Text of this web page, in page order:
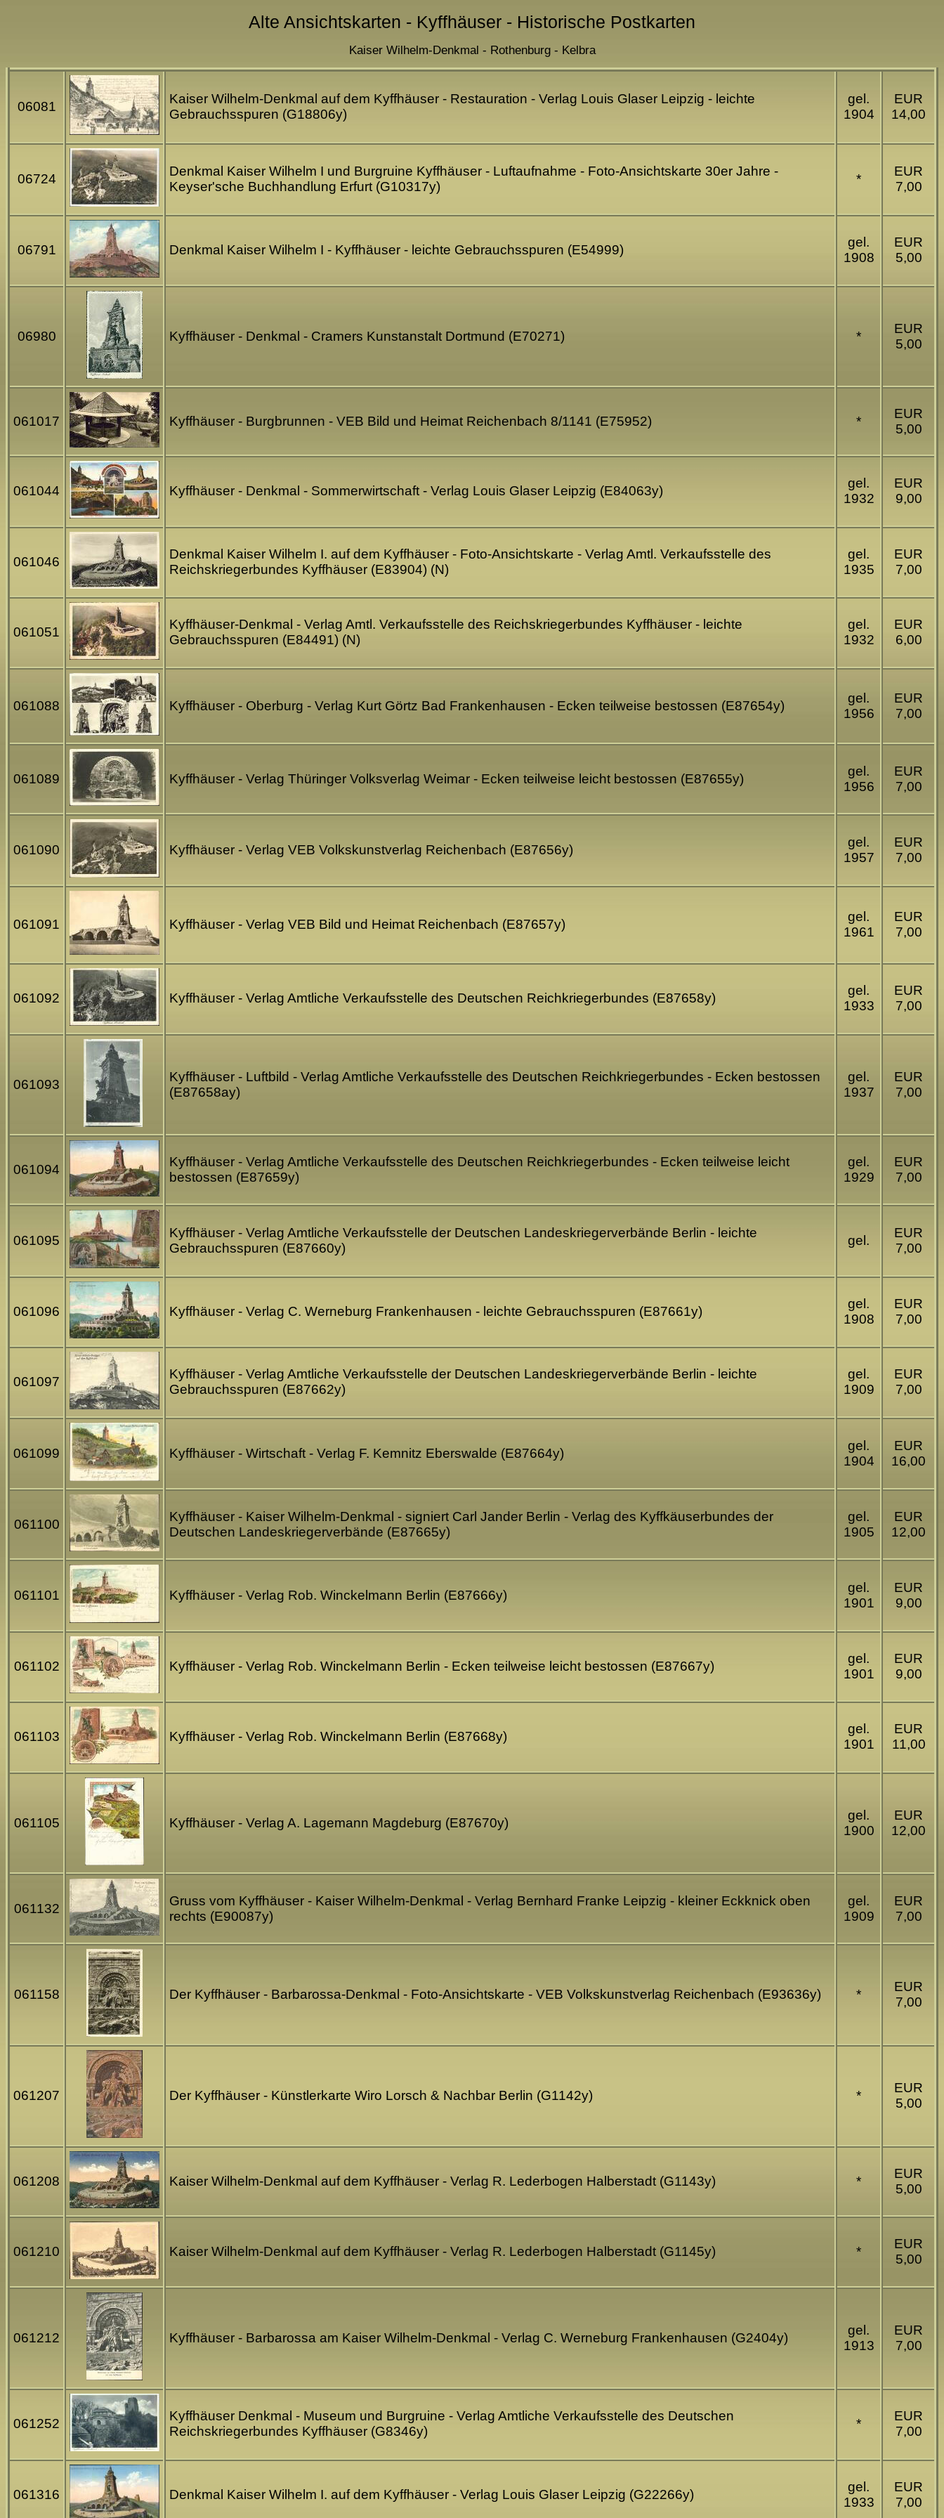
Alte Ansichtskarten - Kyffhäuser - Historische Postkarten
Kaiser Wilhelm-Denkmal - Rothenburg - Kelbra
06081
Kaiser Wilhelm-Denkmal auf dem Kyffhäuser - Restauration - Verlag Louis Glaser Leipzig - leichte
Gebrauchsspuren (G18806y)
gel.
1904
EUR
14,00
06724
Denkmal Kaiser Wilhelm I und Burgruine Kyffhäuser - Luftaufnahme - Foto-Ansichtskarte 30er Jahre -
Keyser'sche Buchhandlung Erfurt (G10317y)
*
EUR
7,00
06791 Denkmal Kaiser Wilhelm I - Kyffhäuser - leichte Gebrauchsspuren (E54999)
gel.
1908
EUR
5,00
06980 Kyffhäuser - Denkmal - Cramers Kunstanstalt Dortmund (E70271) *
EUR
5,00
061017 Kyffhäuser - Burgbrunnen - VEB Bild und Heimat Reichenbach 8/1141 (E75952) *
EUR
5,00
061044 Kyffhäuser - Denkmal - Sommerwirtschaft - Verlag Louis Glaser Leipzig (E84063y)
gel.
1932
EUR
9,00
061046
Denkmal Kaiser Wilhelm I. auf dem Kyffhäuser - Foto-Ansichtskarte - Verlag Amtl. Verkaufsstelle des
Reichskriegerbundes Kyffhäuser (E83904) (N)
gel.
1935
EUR
7,00
061051
Kyffhäuser-Denkmal - Verlag Amtl. Verkaufsstelle des Reichskriegerbundes Kyffhäuser - leichte
Gebrauchsspuren (E84491) (N)
gel.
1932
EUR
6,00
061088 Kyffhäuser - Oberburg - Verlag Kurt Görtz Bad Frankenhausen - Ecken teilweise bestossen (E87654y)
gel.
1956
EUR
7,00
061089 Kyffhäuser - Verlag Thüringer Volksverlag Weimar - Ecken teilweise leicht bestossen (E87655y)
gel.
1956
EUR
7,00
061090 Kyffhäuser - Verlag VEB Volkskunstverlag Reichenbach (E87656y)
gel.
1957
EUR
7,00
061091 Kyffhäuser - Verlag VEB Bild und Heimat Reichenbach (E87657y)
gel.
1961
EUR
7,00
061092 Kyffhäuser - Verlag Amtliche Verkaufsstelle des Deutschen Reichkriegerbundes (E87658y)
gel.
1933
EUR
7,00
061093
Kyffhäuser - Luftbild - Verlag Amtliche Verkaufsstelle des Deutschen Reichkriegerbundes - Ecken bestossen
(E87658ay)
gel.
1937
EUR
7,00
061094
Kyffhäuser - Verlag Amtliche Verkaufsstelle des Deutschen Reichkriegerbundes - Ecken teilweise leicht
bestossen (E87659y)
gel.
1929
EUR
7,00
061095
Kyffhäuser - Verlag Amtliche Verkaufsstelle der Deutschen Landeskriegerverbände Berlin - leichte
Gebrauchsspuren (E87660y)
gel.
EUR
7,00
061096 Kyffhäuser - Verlag C. Werneburg Frankenhausen - leichte Gebrauchsspuren (E87661y)
gel.
1908
EUR
7,00
061097
Kyffhäuser - Verlag Amtliche Verkaufsstelle der Deutschen Landeskriegerverbände Berlin - leichte
Gebrauchsspuren (E87662y)
gel.
1909
EUR
7,00
061099 Kyffhäuser - Wirtschaft - Verlag F. Kemnitz Eberswalde (E87664y)
gel.
1904
EUR
16,00
061100
Kyffhäuser - Kaiser Wilhelm-Denkmal - signiert Carl Jander Berlin - Verlag des Kyffkäuserbundes der
Deutschen Landeskriegerverbände (E87665y)
gel.
1905
EUR
12,00
061101 Kyffhäuser - Verlag Rob. Winckelmann Berlin (E87666y)
gel.
1901
EUR
9,00
061102 Kyffhäuser - Verlag Rob. Winckelmann Berlin - Ecken teilweise leicht bestossen (E87667y)
gel.
1901
EUR
9,00
061103 Kyffhäuser - Verlag Rob. Winckelmann Berlin (E87668y)
gel.
1901
EUR
11,00
061105 Kyffhäuser - Verlag A. Lagemann Magdeburg (E87670y)
gel.
1900
EUR
12,00
061132
Gruss vom Kyffhäuser - Kaiser Wilhelm-Denkmal - Verlag Bernhard Franke Leipzig - kleiner Eckknick oben
rechts (E90087y)
gel.
1909
EUR
7,00
061158 Der Kyffhäuser - Barbarossa-Denkmal - Foto-Ansichtskarte - VEB Volkskunstverlag Reichenbach (E93636y) *
EUR
7,00
061207 Der Kyffhäuser - Künstlerkarte Wiro Lorsch & Nachbar Berlin (G1142y) *
EUR
5,00
061208 Kaiser Wilhelm-Denkmal auf dem Kyffhäuser - Verlag R. Lederbogen Halberstadt (G1143y) *
EUR
5,00
061210 Kaiser Wilhelm-Denkmal auf dem Kyffhäuser - Verlag R. Lederbogen Halberstadt (G1145y) *
EUR
5,00
061212 Kyffhäuser - Barbarossa am Kaiser Wilhelm-Denkmal - Verlag C. Werneburg Frankenhausen (G2404y)
gel.
1913
EUR
7,00
061252
Kyffhäuser Denkmal - Museum und Burgruine - Verlag Amtliche Verkaufsstelle des Deutschen
Reichskriegerbundes Kyffhäuser (G8346y)
*
EUR
7,00
061316 Denkmal Kaiser Wilhelm I. auf dem Kyffhäuser - Verlag Louis Glaser Leipzig (G22266y)
gel.
1933
EUR
7,00